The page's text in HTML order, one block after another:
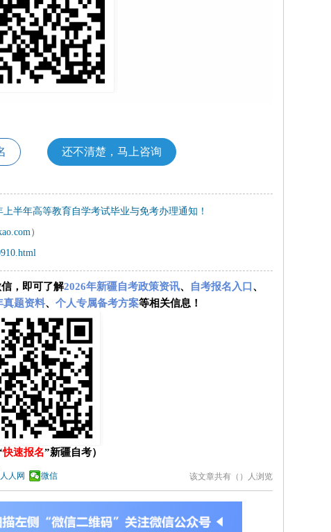
还不清楚，马上咨询
上半年高等教育自学考试毕业与免考办理通知！
）
，即可了解2026年新疆自考政策资讯、 自考报名入口 、
真题资料、 个人专属备考方案等相关信息！
快速报名”新疆自考）
人人网 微信 该文章共有（ ）人浏览